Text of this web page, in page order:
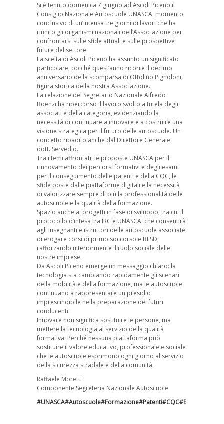
Si è tenuto domenica 7 giugno ad Ascoli Piceno il
Consiglio Nazionale Autoscuole UNASCA, momento
conclusivo di un’intensa tre giorni di lavori che ha
riunito gli organismi nazionali dell’Associazione per
confrontarsi sulle sfide attuali e sulle prospettive
future del settore.
La scelta di Ascoli Piceno ha assunto un significato
particolare, poiché quest’anno ricorre il decimo
anniversario della scomparsa di Ottolino Pignoloni,
figura storica della nostra Associazione.
La relazione del Segretario Nazionale Alfredo
Boenzi ha ripercorso il lavoro svolto a tutela degli
associati e della categoria, evidenziando la
necessità di continuare a innovare e a costruire una
visione strategica per il futuro delle autoscuole. Un
concetto ribadito anche dal Direttore Generale,
dott. Servedio.
Tra i temi affrontati, le proposte UNASCA per il
rinnovamento dei percorsi formativi e degli esami
per il conseguimento delle patenti e della CQC, le
sfide poste dalle piattaforme digitali e la necessità
di valorizzare sempre di più la professionalità delle
autoscuole e la qualità della formazione.
Spazio anche ai progetti in fase di sviluppo, tra cui il
protocollo d’intesa tra IRC e UNASCA, che consentirà
agli insegnanti e istruttori delle autoscuole associate
di erogare corsi di primo soccorso e BLSD,
rafforzando ulteriormente il ruolo sociale delle
nostre imprese.
Da Ascoli Piceno emerge un messaggio chiaro: la
tecnologia sta cambiando rapidamente gli scenari
della mobilità e della formazione, ma le autoscuole
continuano a rappresentare un presidio
imprescindibile nella preparazione dei futuri
conducenti.
Innovare non significa sostituire le persone, ma
mettere la tecnologia al servizio della qualità
formativa. Perché nessuna piattaforma può
sostituire il valore educativo, professionale e sociale
che le autoscuole esprimono ogni giorno al servizio
della sicurezza stradale e della comunità.
Raffaele Moretti
Componente Segreteria Nazionale Autoscuole
#UNASCA#Autoscuole#Formazione#Patenti#CQC#BLSD